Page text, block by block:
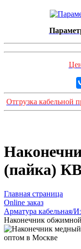
Отгрузка кабельной
(пайка)
Главная страница
Оnline заказ
Арматура кабельная/
Наконечник